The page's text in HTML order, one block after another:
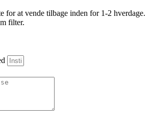
for at vende tilbage inden for 1-2 hverdage.
filter.